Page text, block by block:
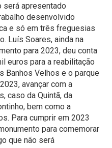
será apresentado
desenvolvido
e só em três freguesias
Luís Soares, ainda na
para 2023, deu conta
euros para a reabilitação
Banhos Velhos e o parque
avançar com a
caso da Quintã, da
bem como a
Para cumprir em 2023
para comemorar
que não será